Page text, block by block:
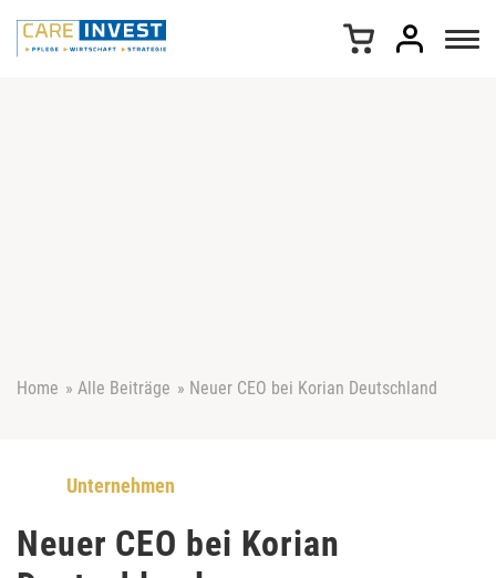
Home » Alle Beiträge » Neuer CEO bei Korian Deutschland
Unternehmen
Neuer CEO bei Korian